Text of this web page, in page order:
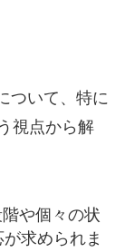
ついて、特に
視点から解
や個々の状
求められま